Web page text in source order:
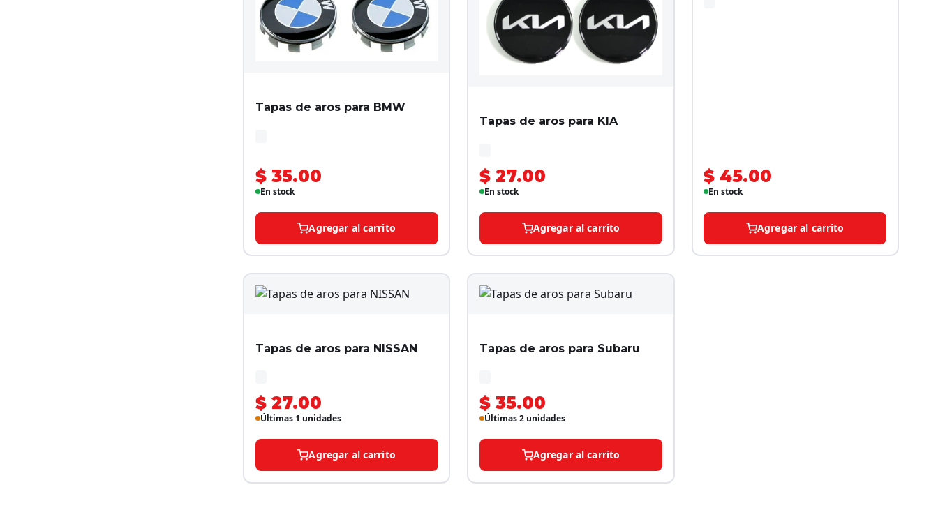
Tapas de aros para BMW
$ 35.00
En stock
Agregar al carrito
Tapas de aros para KIA
$ 27.00
En stock
Agregar al carrito
$ 45.00
En stock
Agregar al carrito
Tapas de aros para NISSAN
$ 27.00
Últimas 1 unidades
Agregar al carrito
Tapas de aros para Subaru
$ 35.00
Últimas 2 unidades
Agregar al carrito